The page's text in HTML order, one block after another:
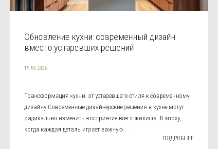
Обновление кухни: современный дизайн
вместо устаревших решений
19.06.2026
Трансформация кухни: от устаревшего стиля к современному
дизайну Современные дизайнерские решения в кухне могут
радикально изменить восприятие всего жилища. В эпоху,
когда каждая деталь играет важную ...
ПОДРОБНЕЕ